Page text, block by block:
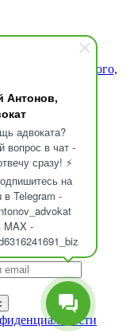
Антонов,
адвоката?
вопрос в чат -
сразу! ⚡
на
Telegram -
MAX -
(обвиняемого,